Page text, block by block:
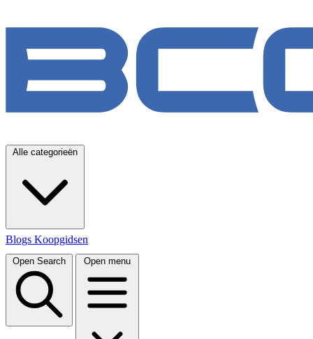
Alle categorieën
Blogs Koopgidsen
Open Search Open menu